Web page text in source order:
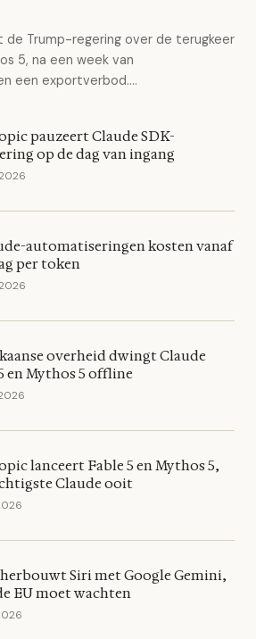
Trump-regering over de terugkeer
5, na een week van
een exportverbod....
pauzeert Claude SDK-
op de dag van ingang
automatiseringen kosten vanaf
per token
overheid dwingt Claude
en Mythos 5 offline
lanceert Fable 5 en Mythos 5,
Claude ooit
Siri met Google Gemini,
EU moet wachten